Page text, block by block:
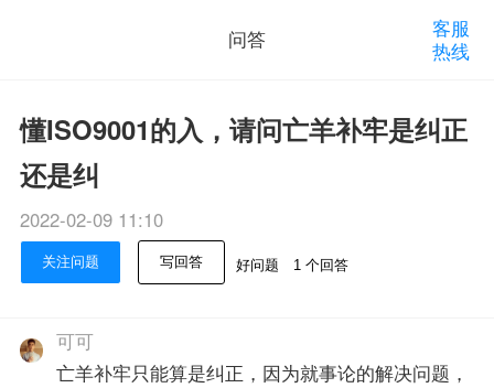
问答
客服
热线
懂ISO9001的入，请问亡羊补牢是纠正
还是纠
2022-02-09 11:10
关注问题 写回答 好问题 1 个回答
可可
亡羊补牢只能算是纠正，因为就事论的解决问题，